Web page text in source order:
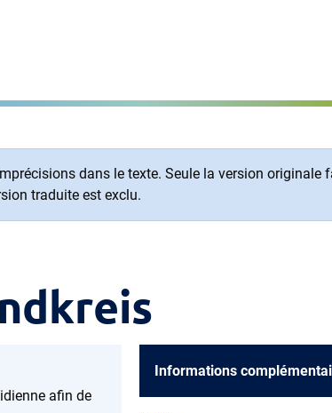
dans le texte. Seule la version originale
traduite est exclu.
afin de
Informations